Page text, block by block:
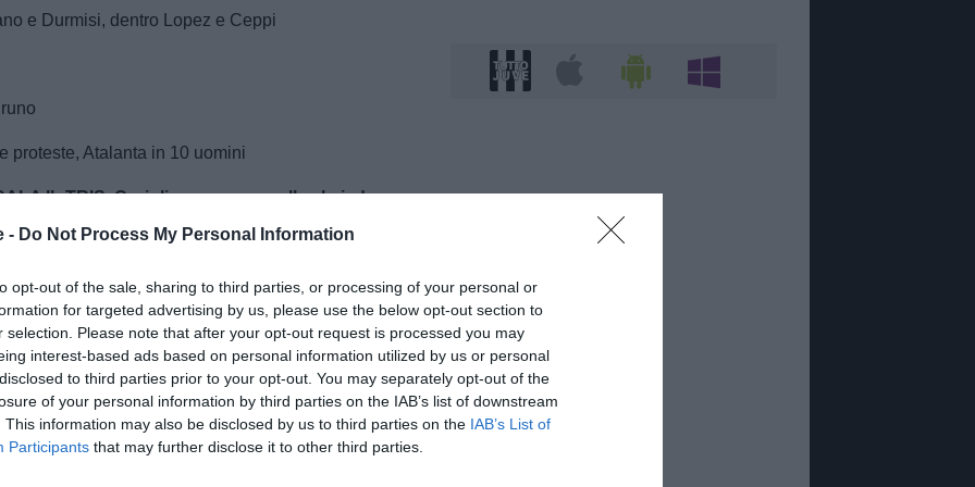
- Do Not Process My Personal Information
opt-out of the sale, sharing to third parties, or processing of your personal or
for targeted advertising by us, please use the below opt-out section to
selection. Please note that after your opt-out request is processed you may
interest-based ads based on personal information utilized by us or personal
to third parties prior to your opt-out. You may separately opt-out of the
of your personal information by third parties on the IAB’s list of downstream
This information may also be disclosed by us to third parties on the IAB’s List of
Participants that may further disclose it to other third parties.
e Durmisi, dentro Lopez e Ceppi
proteste, Atalanta in 10 uomini
IL TRIS. Corigliano avanza palla al piede
sulla sinistra e quest'ultimo trova il terzo gol
Juve
alla Juventus. Calcio d'angolo per i nerazzurri,